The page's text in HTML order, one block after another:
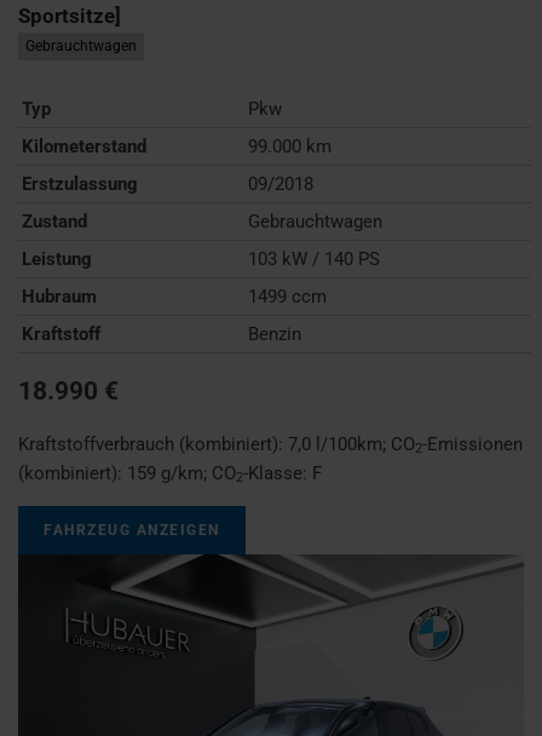
Sportsitze]
Gebrauchtwagen
Typ
Pkw
Kilometerstand
99.000 km
Erstzulassung
09/2018
Zustand
Gebrauchtwagen
Leistung
103 kW / 140 PS
Hubraum
1499 ccm
Kraftstoff
Benzin
18.990 €
Kraftstoffverbrauch (kombiniert): 7,0 l/100km; CO2-Emissionen
(kombiniert): 159 g/km; CO2-Klasse: F
FAHRZEUG ANZEIGEN